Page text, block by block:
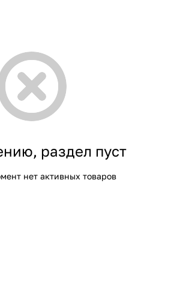
раздел пуст
нет активных товаров